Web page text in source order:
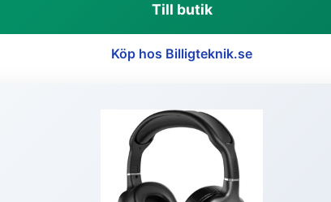
Till butik
Köp hos Billigteknik.se